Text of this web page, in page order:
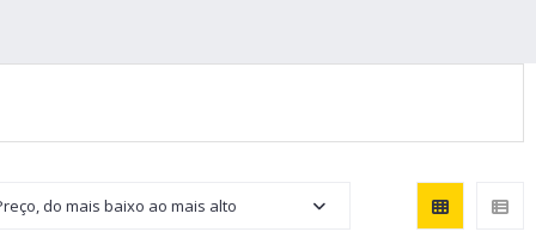
do mais baixo ao mais alto